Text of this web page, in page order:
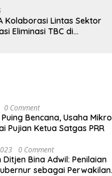
Kolaborasi Lintas Sektor
Eliminasi TBC di
0 Comment
Bencana, Usaha Mikro
Pujian Ketua Satgas PRR
0 Comment
Bina Adwil: Penilaian
sebagai Perwakilan